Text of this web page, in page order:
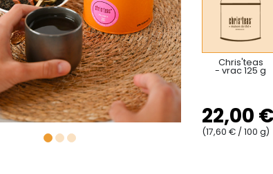
Chris'teas
- vrac 125 g
22,00 €
(17,60 € / 100 g)